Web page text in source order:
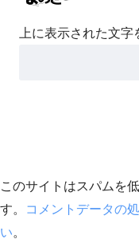
上に表示された文字
このサイトはスパムを
す。
コメントデータの
い。